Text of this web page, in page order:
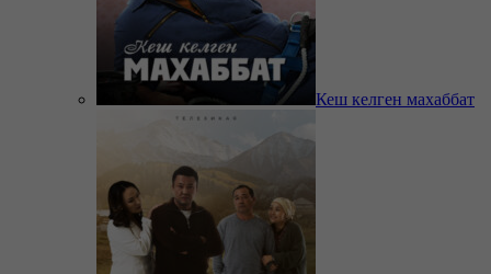
Кеш келген махаббат